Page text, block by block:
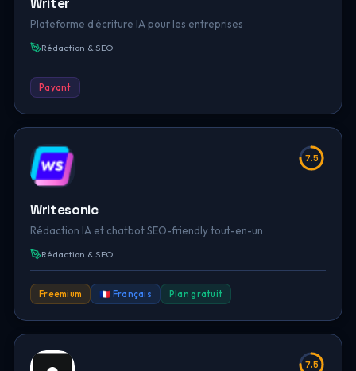
Plateforme d'écriture IA pour les entreprises
Rédaction & SEO
Payant
7.5
Writesonic
Rédaction IA et chatbot SEO-friendly tout-en-un
Rédaction & SEO
Freemium 🇫🇷 Français Plan gratuit
7.5